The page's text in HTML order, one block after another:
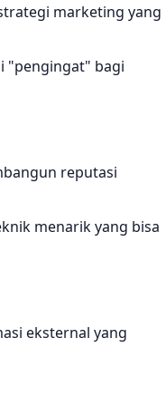
marketing yang
"pengingat" bagi
reputasi
menarik yang bisa
eksternal yang